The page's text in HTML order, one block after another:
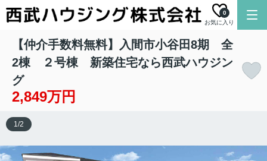
お気に入り
0
【仲介手数料無料】入間市小谷田8期 全
2棟 ２号棟 新築住宅なら西武ハウジン
グ
2,849万円
1/2